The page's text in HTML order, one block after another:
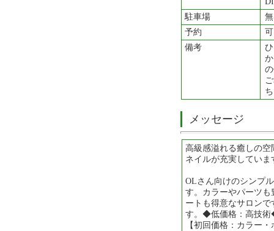
駐車場
無
予約
可
備考
メッセージ
高級感溢れる癒しの
ネイルが充実していま
OLさん向けのシンプ
す。カラーやパーツ
ートも得意なサロン
す。◆低価格：高技
【初回価格：カラー